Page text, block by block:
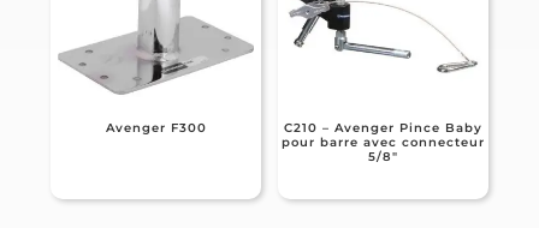
Avenger F300
C210 – Avenger Pince Baby
pour barre avec connecteur
5/8″